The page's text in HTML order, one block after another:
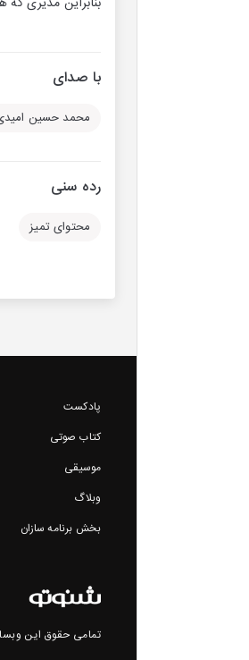
با صدای
محمد حسین
رده سنی
محتوای تمیز
پادکست
کتاب صوتی
موسیقی
وبلاگ
بخش برنامه سازان
تمامی حقوق این